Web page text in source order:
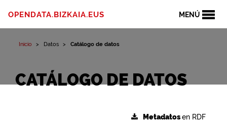
MENÚ
OPENDATA.BIZKAIA.EUS
Inicio Datos Catálogo de datos
CATÁLOGO DE DATOS
Metadatosen RDF